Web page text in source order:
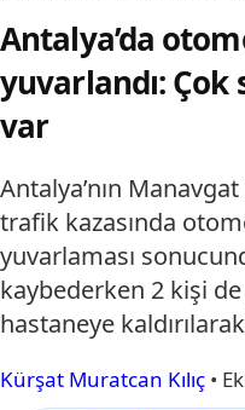
Antalya’da
yuvarlandı: Çok
var
Antalya’nın
trafik kazasında
yuvarlaması
kaybederken 2 kişi de
hastaneye
Kürşat Muratcan Kılıç •